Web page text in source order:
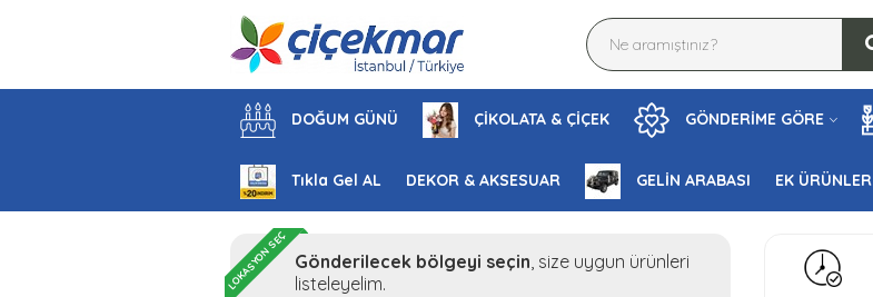
DOĞUM GÜNÜ ÇİKOLATA & ÇİÇEK GÖNDERİME GÖRE
Tıkla Gel AL DEKOR & AKSESUAR GELİN ARABASI EK ÜRÜNLER
LOKASYON SEÇ Gönderilecek bölgeyi seçin, size uygun ürünleri
listeleyelim.